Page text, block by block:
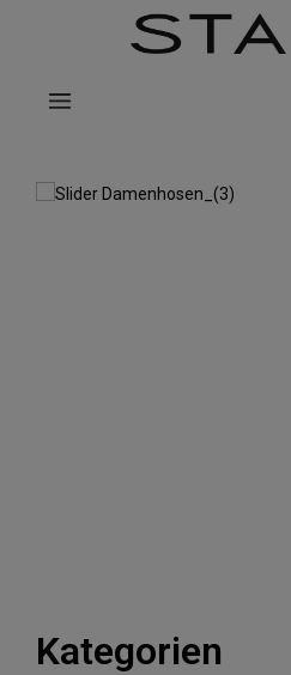
Zum Hauptinhalt springen
Bildergalerie überspringen
Kategorien